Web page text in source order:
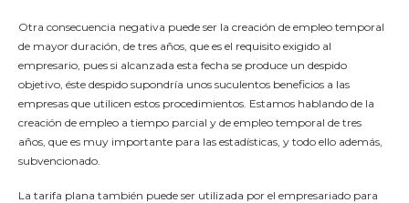
Otra consecuencia negativa puede ser la creación de empleo temporal
de mayor duración, de tres años, que es el requisito exigido al
empresario, pues si alcanzada esta fecha se produce un despido
objetivo, éste despido supondría unos suculentos beneficios a las
empresas que utilicen estos procedimientos. Estamos hablando de la
creación de empleo a tiempo parcial y de empleo temporal de tres
años, que es muy importante para las estadísticas, y todo ello además,
subvencionado.
La tarifa plana también puede ser utilizada por el empresariado para